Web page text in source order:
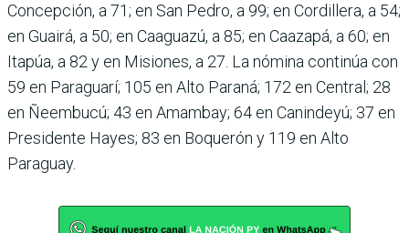
Concepción, a 71; en San Pedro, a 99; en Cordillera, a 54;
en Guairá, a 50; en Caaguazú, a 85; en Caazapá, a 60; en
Itapúa, a 82 y en Misiones, a 27. La nómina continúa con
59 en Paraguarí; 105 en Alto Paraná; 172 en Central; 28
en Ñeembucú; 43 en Amambay; 64 en Canindeyú; 37 en
Presidente Hayes; 83 en Boquerón y 119 en Alto
Paraguay.